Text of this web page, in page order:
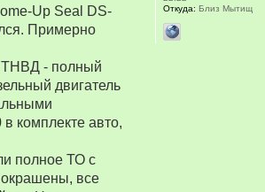
Up Seal DS-
Примерно
ТНВД - полный
двигатель
комплекте авто,
полное ТО с
все
Откуда: Близ Мытищ